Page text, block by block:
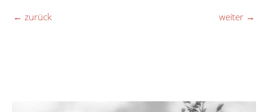
← zurück weiter →